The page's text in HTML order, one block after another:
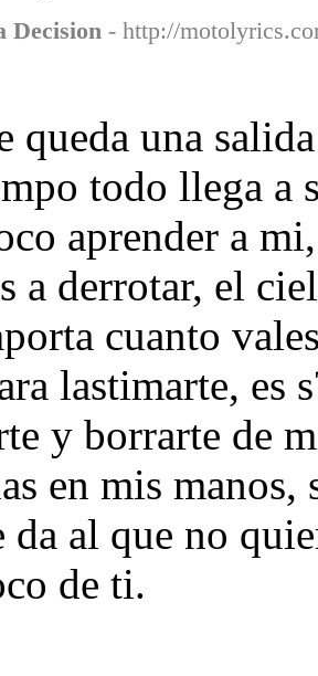
Decision - http://
queda una
todo llega a
aprender a mi,
a derrotar, el
cuanto
lastimarte, es
y borrarte de
en mis
al que no
de ti.